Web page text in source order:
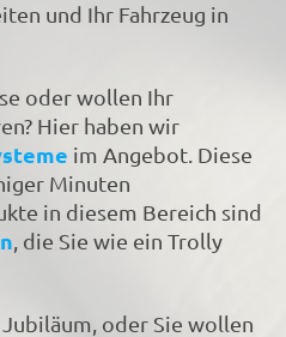
und Ihr Fahrzeug in
oder wollen Ihr
Hier haben wir
im Angebot. Diese
Minuten
in diesem Bereich sind
, die Sie wie ein Trolly
oder Sie wollen